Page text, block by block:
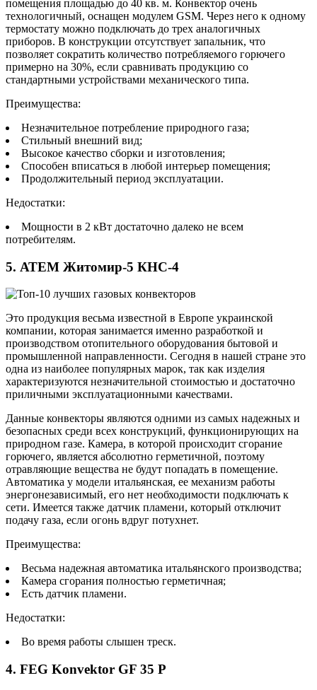
помещения площадью до 40 кв. м. Конвектор очень
технологичный, оснащен модулем GSM. Через него к одному
термостату можно подключать до трех аналогичных
приборов. В конструкции отсутствует запальник, что
позволяет сократить количество потребляемого горючего
примерно на 30%, если сравнивать продукцию со
стандартными устройствами механического типа.
Преимущества:
Незначительное потребление природного газа;
Стильный внешний вид;
Высокое качество сборки и изготовления;
Способен вписаться в любой интерьер помещения;
Продолжительный период эксплуатации.
Недостатки:
Мощности в 2 кВт достаточно далеко не всем
потребителям.
5. АТЕМ Житомир-5 КНС-4
Это продукция весьма известной в Европе украинской
компании, которая занимается именно разработкой и
производством отопительного оборудования бытовой и
промышленной направленности. Сегодня в нашей стране это
одна из наиболее популярных марок, так как изделия
характеризуются незначительной стоимостью и достаточно
приличными эксплуатационными качествами.
Данные конвекторы являются одними из самых надежных и
безопасных среди всех конструкций, функционирующих на
природном газе. Камера, в которой происходит сгорание
горючего, является абсолютно герметичной, поэтому
отравляющие вещества не будут попадать в помещение.
Автоматика у модели итальянская, ее механизм работы
энергонезависимый, его нет необходимости подключать к
сети. Имеется также датчик пламени, который отключит
подачу газа, если огонь вдруг потухнет.
Преимущества:
Весьма надежная автоматика итальянского производства;
Камера сгорания полностью герметичная;
Есть датчик пламени.
Недостатки:
Во время работы слышен треск.
4. FEG Konvektor GF 35 P